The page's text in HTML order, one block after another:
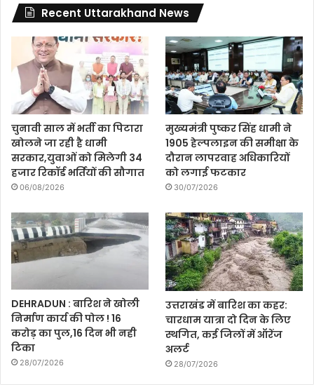
Recent Uttarakhand News
चुनावी साल में भर्ती का पिटारा
खोलने जा रही है धामी
सरकार,युवाओं को मिलेगी 34
हजार रिकॉर्ड भर्तियों की सौगात
06/08/2026
मुख्यमंत्री पुष्कर सिंह धामी ने
1905 हेल्पलाइन की समीक्षा के
दौरान लापरवाह अधिकारियों
को लगाई फटकार
30/07/2026
DEHRADUN : बारिश ने खोली
निर्माण कार्य की पोल ! 16
करोड़ का पुल,16 दिन भी नही
टिका
28/07/2026
उत्तराखंड में बारिश का कहर:
चारधाम यात्रा दो दिन के लिए
स्थगित, कई जिलों में ऑरेंज
अलर्ट
28/07/2026